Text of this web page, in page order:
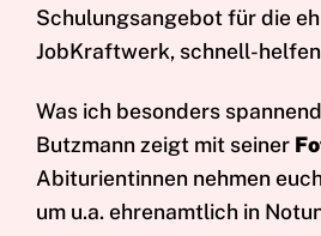
Schulungsangebot für die
JobKraftwerk, schnell-
Was ich besonders
Butzmann zeigt mit seiner
Abiturientinnen nehmen
um u.a. ehrenamtlich in